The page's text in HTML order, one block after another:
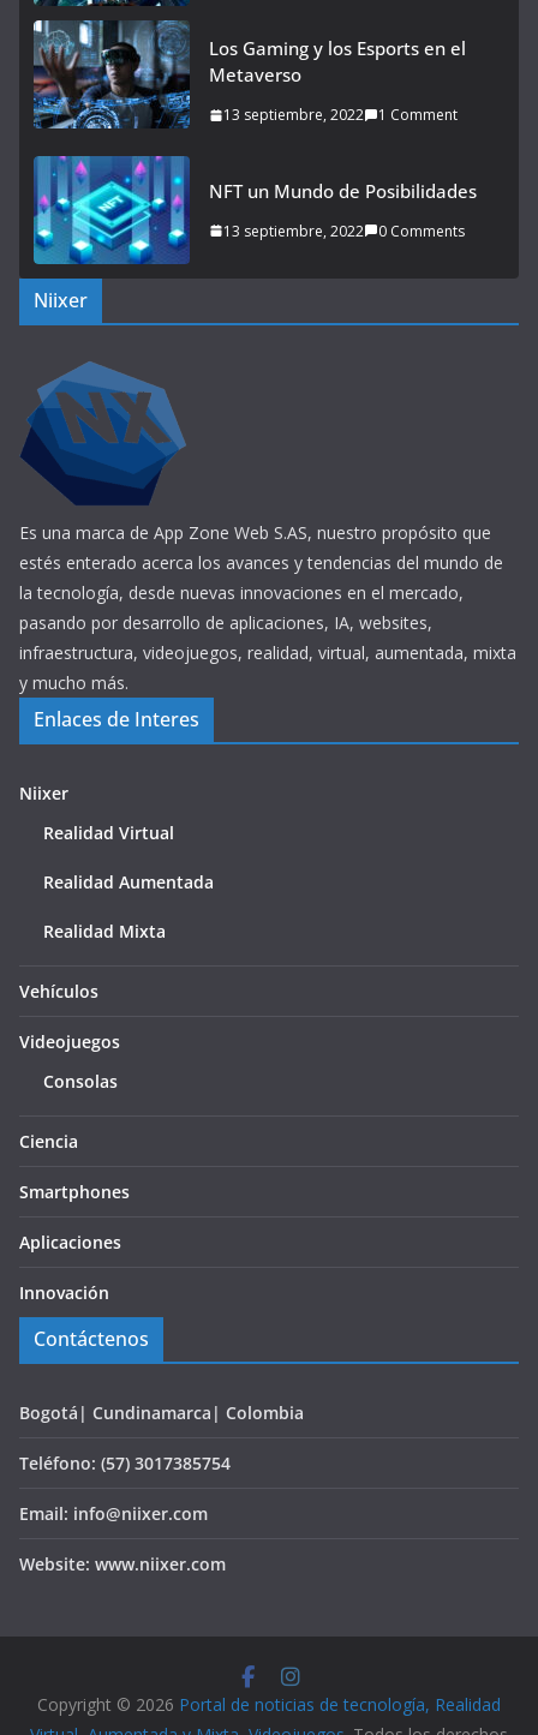
Los Gaming y los Esports en el
Metaverso
13 septiembre, 2022 1 Comment
NFT un Mundo de Posibilidades
13 septiembre, 2022 0 Comments
Niixer
Es una marca de App Zone Web S.AS, nuestro propósito que
estés enterado acerca los avances y tendencias del mundo de
la tecnología, desde nuevas innovaciones en el mercado,
pasando por desarrollo de aplicaciones, IA, websites,
infraestructura, videojuegos, realidad, virtual, aumentada, mixta
y mucho más.
Enlaces de Interes
Niixer
Realidad Virtual
Realidad Aumentada
Realidad Mixta
Vehículos
Videojuegos
Consolas
Ciencia
Smartphones
Aplicaciones
Innovación
Contáctenos
Bogotá| Cundinamarca| Colombia
Teléfono: (57) 3017385754
Email: info@niixer.com
Website: www.niixer.com
Copyright © 2026 Portal de noticias de tecnología, Realidad